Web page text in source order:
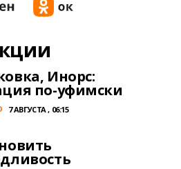
Инорс:
по-уфимски
7 АВГУСТА , 06:15